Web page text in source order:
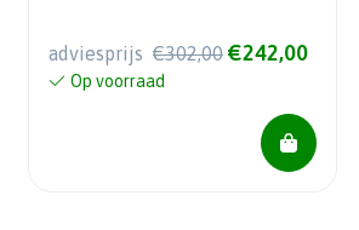
adviesprijs €302,00 €242,00
Op voorraad